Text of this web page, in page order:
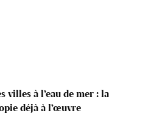
à l’eau de mer : la
déjà à l’œuvre